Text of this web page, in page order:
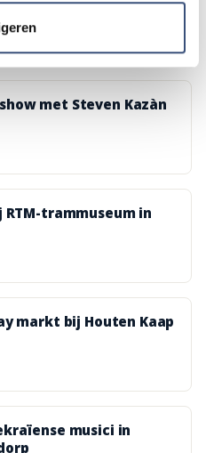
met Steven Kazàn
trammuseum in
markt bij Houten Kaap
musici in